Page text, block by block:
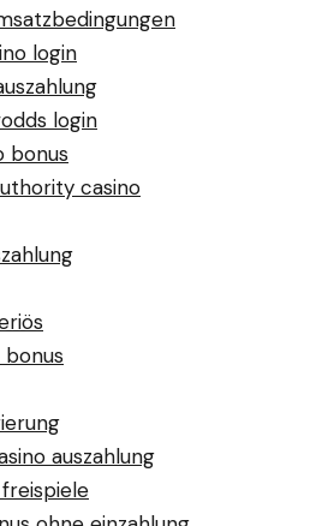
login
login
bonus
casino
auszahlung